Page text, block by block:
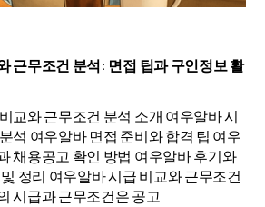
근무조건 분석: 면접 팁과 구인정보 활
교와 근무조건 분석 소개 여우알바 시
석 여우알바 면접 준비와 합격 팁 여우
채용공고 확인 방법 여우알바 후기와
정리 여우알바 시급 비교와 근무조건
시급과 근무조건은 공고